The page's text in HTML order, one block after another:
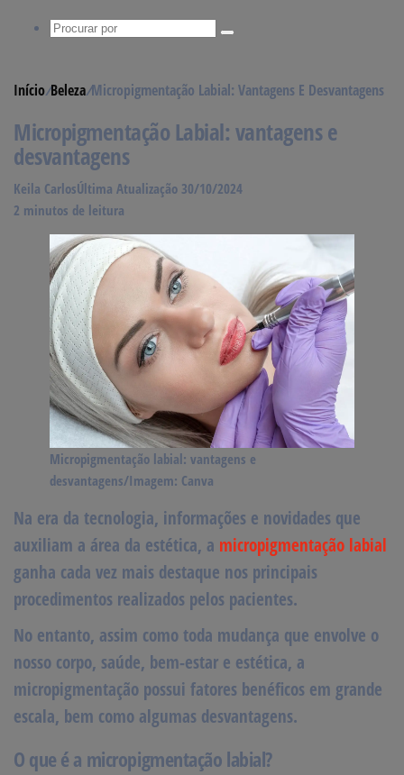
Procurar
Início/Beleza/Micropigmentação Labial: Vantagens E Desvantagens
Micropigmentação Labial: vantagens e
desvantagens
Keila CarlosÚltima Atualização 30/10/2024
2 minutos de leitura
Micropigmentação labial: vantagens e
desvantagens/Imagem: Canva
Na era da tecnologia, informações e novidades que
auxiliam a área da estética, a micropigmentação labial
ganha cada vez mais destaque nos principais
procedimentos realizados pelos pacientes.
No entanto, assim como toda mudança que envolve o
nosso corpo, saúde, bem-estar e estética, a
micropigmentação possui fatores benéficos em grande
escala, bem como algumas desvantagens.
O que é a micropigmentação labial?